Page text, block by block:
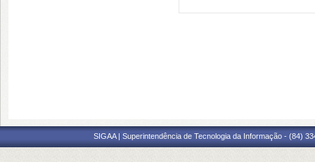
SIGAA | Superintendência de Tecnologia da Informação - (84)